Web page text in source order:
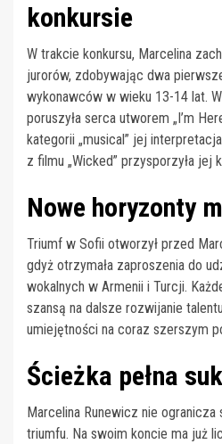
konkursie
W trakcie konkursu, Marcelina
jurorów, zdobywając dwa
wykonawców w wieku 13-14 lat.
poruszyła serca utworem „I’m
kategorii „musical” jej
z filmu „Wicked” przysporzyła jej
Nowe horyzonty
Triumf w Sofii otworzył przed
gdyż otrzymała zaproszenia do
wokalnych w Armenii i Turcji.
szansą na dalsze rozwijanie
umiejętności na coraz szerszym
Ścieżka pełna
Marcelina Runewicz nie
triumfu. Na swoim koncie ma już